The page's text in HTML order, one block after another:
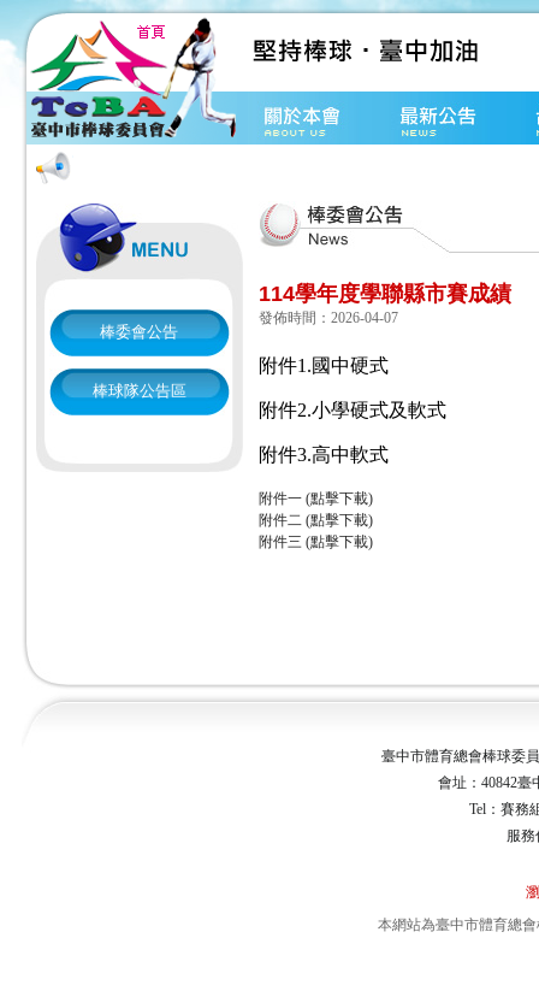
棒委會公告
棒球隊公告區
114學年度學聯縣市賽成績
發佈時間：2026-04-07
附件1.國中硬式
附件2.小學硬式及軟式
附件3.高中軟式
附件一 (點擊下載)
附件二 (點擊下載)
附件三 (點擊下載)
臺中市體育總會棒球委員
會址：40842臺
Tel：賽務
服
本網站為臺中市體育總